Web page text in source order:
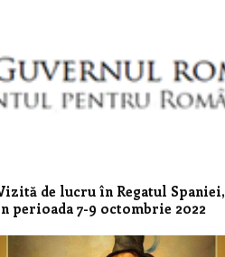
de lucru în Regatul Spaniei,
perioada 7-9 octombrie 2022